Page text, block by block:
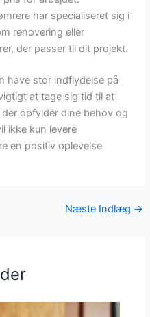
har specialiseret sig i
renovering eller
der passer til dit projekt.
have stor indflydelse på
at tage sig tid til at
opfylder dine behov og
ikke kun levere
en positiv oplevelse
Næste Indlæg →